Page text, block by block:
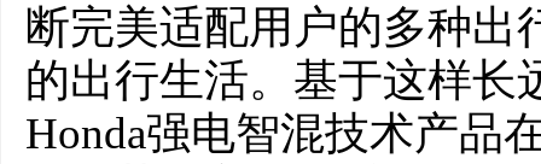
断完美适配用户的多种出
的出行生活。基于这样长
Honda强电智混技术产品